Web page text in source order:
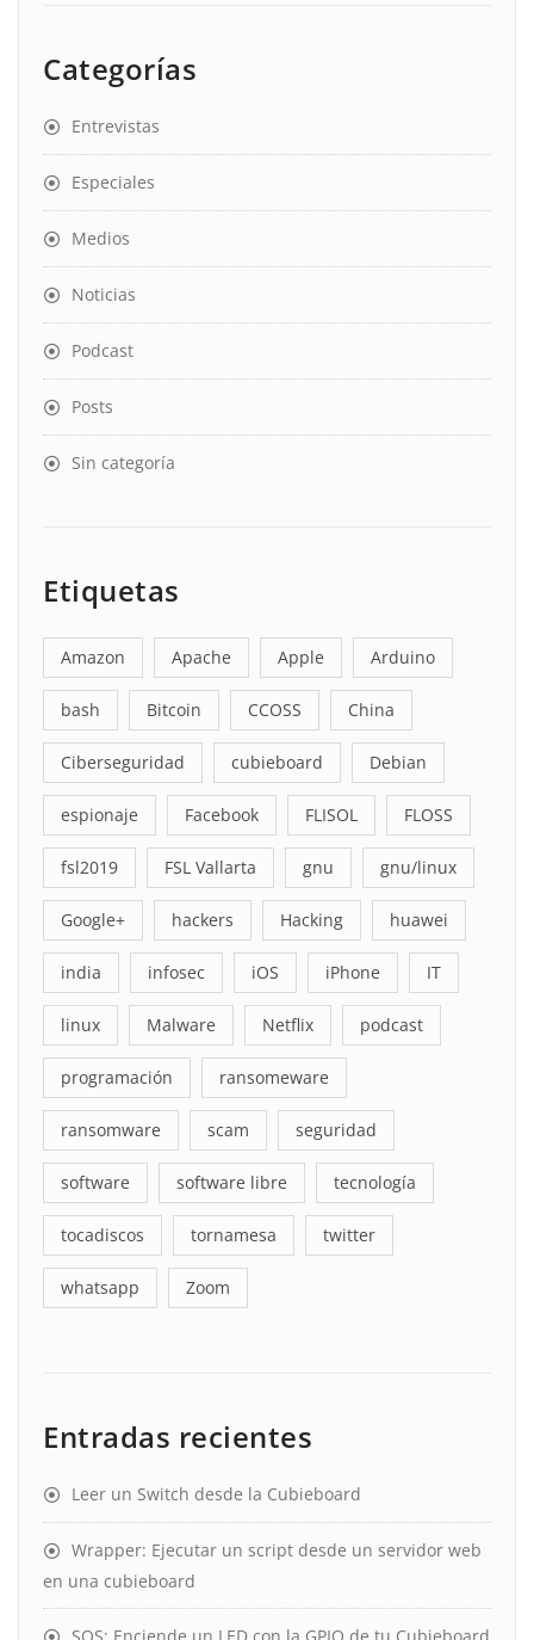
Categorías
Entrevistas
Especiales
Medios
Noticias
Podcast
Posts
Sin categoría
Etiquetas
Amazon Apache Apple Arduino
bash Bitcoin CCOSS China
Ciberseguridad cubieboard Debian
espionaje Facebook FLISOL FLOSS
fsl2019 FSL Vallarta gnu gnu/linux
Google+ hackers Hacking huawei
india infosec iOS iPhone IT
linux Malware Netflix podcast
programación ransomeware
ransomware scam seguridad
software software libre tecnología
tocadiscos tornamesa twitter
whatsapp Zoom
Entradas recientes
Leer un Switch desde la Cubieboard
Wrapper: Ejecutar un script desde un servidor web
en una cubieboard